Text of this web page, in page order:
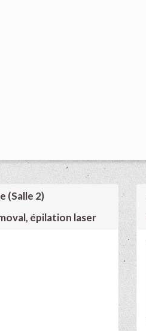
(Salle 2)
épilation laser